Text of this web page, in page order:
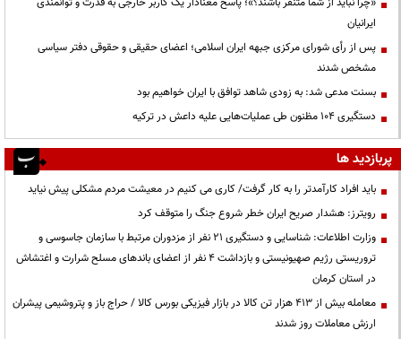
ایرانیان
پس از رأی شورای مرکزی جبهه ایران اسلامی؛ اعضای حقیقی و حقوقی دفتر سیاسی
مشخص شدند
بسنت مدعی شد: به زودی شاهد توافق با ایران خواهیم بود
دستگیری ۱۰۴ مظنون طی عملیات‌هایی علیه داعش در ترکیه
پربازدید ها
باید افراد کارآمدتر را به کار گرفت/ کاری می کنیم در معیشت مردم مشکلی پیش نیاید
رویترز: هشدار صریح ایران خطر شروع جنگ را متوقف کرد
وزارت اطلاعات: شناسایی و دستگیری ۲۱ نفر از مزدوران مرتبط با سازمان جاسوسی و
تروریستی رژیم صهیونیستی و بازداشت ۴ نفر از اعضای باندهای مسلح شرارت و اغتشاش
در استان کرمان
معامله بیش از ۴۱۳ هزار تن کالا در بازار فیزیکی بورس کالا / حراج باز و پتروشیمی پیشران
ارزش معاملات روز شدند